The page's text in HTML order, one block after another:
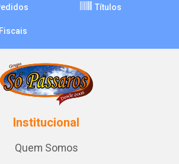
Títulos
Institucional
Quem Somos